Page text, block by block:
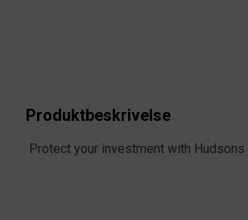
Produktbeskrivelse
Protect your investment with Hudsons